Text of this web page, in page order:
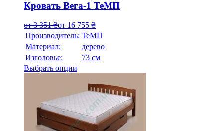
Кровать Вега-1 ТеМП
от3 351₴от 16 755 ₴
Производитель: ТеМП
Материал:
дерево
Изголовье:
73 см
Выбрать опции